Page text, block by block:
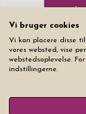
Du
Vi bruger cookies
Vi kan placere disse
vores websted, vise
webstedsoplevelse.
indstillingerne.